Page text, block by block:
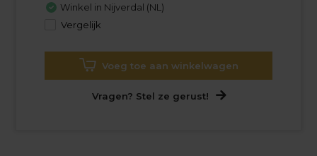
Winkel in Nijverdal (NL)
Vergelijk
Voeg toe aan winkelwagen
Vragen? Stel ze gerust!